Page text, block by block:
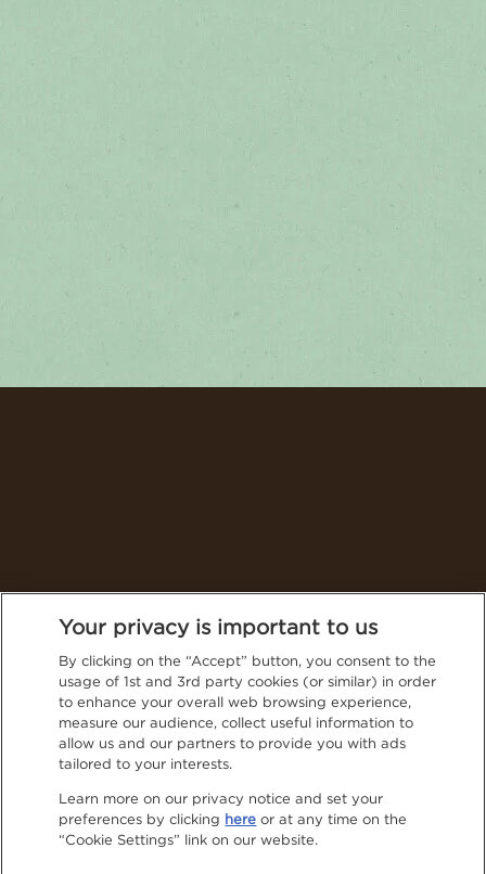
Thailand (English)
Follow NESCAFÉ® on social media for even more tasty
content
Contact Us
Terms & Conditions
Privacy Policy
Your privacy is important to us
By clicking on the “Accept” button, you consent to the
usage of 1st and 3rd party cookies (or similar) in order
to enhance your overall web browsing experience,
measure our audience, collect useful information to
allow us and our partners to provide you with ads
tailored to your interests.
Learn more on our privacy notice and set your
preferences by clicking here or at any time on the
“Cookie Settings” link on our website.